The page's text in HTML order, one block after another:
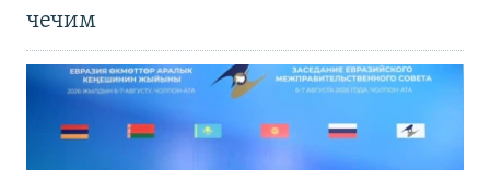
чечим